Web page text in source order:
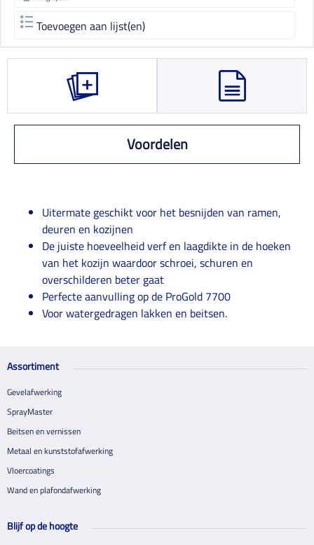
Toevoegen aan lijst(en)
Voordelen
Uitermate geschikt voor het besnijden van ramen,
deuren en kozijnen
De juiste hoeveelheid verf en laagdikte in de hoeken
van het kozijn waardoor schroei, schuren en
overschilderen beter gaat
Perfecte aanvulling op de ProGold 7700
Voor watergedragen lakken en beitsen.
Assortiment
Gevelafwerking
SprayMaster
Beitsen en vernissen
Metaal en kunststofafwerking
Vloercoatings
Wand en plafondafwerking
Blijf op de hoogte